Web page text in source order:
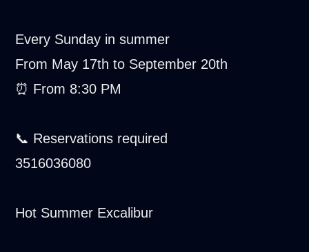
Every Sunday in summer
From May 17th to September 20th
⏰ From 8:30 PM
📞 Reservations required
3516036080
Hot Summer Excalibur